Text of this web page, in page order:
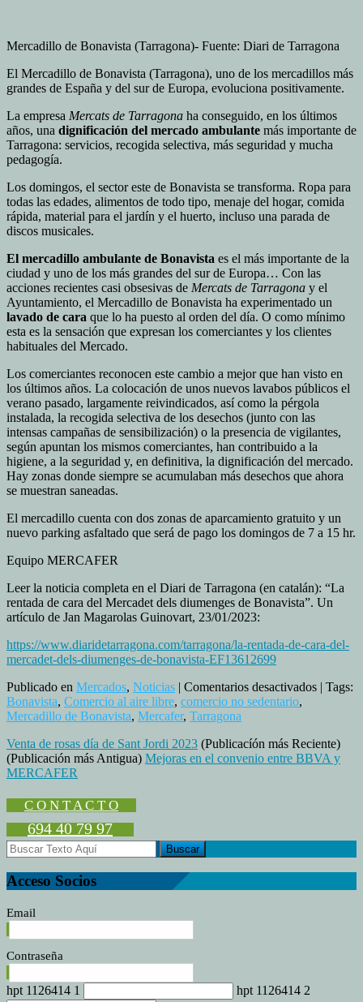
Mercadillo de Bonavista (Tarragona)- Fuente: Diari de Tarragona
El Mercadillo de Bonavista (Tarragona), uno de los mercadillos más
grandes de España y del sur de Europa, evoluciona positivamente.
La empresa Mercats de Tarragona ha conseguido, en los últimos
años, una dignificación del mercado ambulante más importante de
Tarragona: servicios, recogida selectiva, más seguridad y mucha
pedagogía.
Los domingos, el sector este de Bonavista se transforma. Ropa para
todas las edades, alimentos de todo tipo, menaje del hogar, comida
rápida, material para el jardín y el huerto, incluso una parada de
discos musicales.
El mercadillo ambulante de Bonavista es el más importante de la
ciudad y uno de los más grandes del sur de Europa… Con las
acciones recientes casi obsesivas de Mercats de Tarragona y el
Ayuntamiento, el Mercadillo de Bonavista ha experimentado un
lavado de cara que lo ha puesto al orden del día. O como mínimo
esta es la sensación que expresan los comerciantes y los clientes
habituales del Mercado.
Los comerciantes reconocen este cambio a mejor que han visto en
los últimos años. La colocación de unos nuevos lavabos públicos el
verano pasado, largamente reivindicados, así como la pérgola
instalada, la recogida selectiva de los desechos (junto con las
intensas campañas de sensibilización) o la presencia de vigilantes,
según apuntan los mismos comerciantes, han contribuido a la
higiene, a la seguridad y, en definitiva, la dignificación del mercado.
Hay zonas donde siempre se acumulaban más desechos que ahora
se muestran saneadas.
El mercadillo cuenta con dos zonas de aparcamiento gratuito y un
nuevo parking asfaltado que será de pago los domingos de 7 a 15 hr.
Equipo MERCAFER
Leer la noticia completa en el Diari de Tarragona (en catalán): “La
rentada de cara del Mercadet dels diumenges de Bonavista”. Un
artículo de Jan Magarolas Guinovart, 23/01/2023:
https://www.diaridetarragona.com/tarragona/la-rentada-de-cara-del-
mercadet-dels-diumenges-de-bonavista-EF13612699
Publicado en Mercados, Noticias | Comentarios desactivadosen
Mercado
de
| Tags:
Bonavista, Comercio al aire libre, comercio no sedentario,
Mercadillo de Bonavista, Mercafer, Tarragona
Venta de rosas día de Sant Jordi 2023 (Publicacíón más Reciente)
(Publicación más Antigua) Mejoras en el convenio entre BBVA y
MERCAFER
C O N T A C T O
694 40 79 97
Acceso Socios
Email
Contraseña
hpt 1126414 1
hpt 1126414 2